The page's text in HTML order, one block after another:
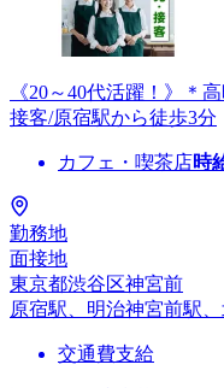
《20～40代活躍！》＊
接客/原宿駅から徒歩3分
カフェ・喫茶店時
勤務地
面接地
東京都渋谷区神宮前
原宿駅、明治神宮前駅
交通費支給